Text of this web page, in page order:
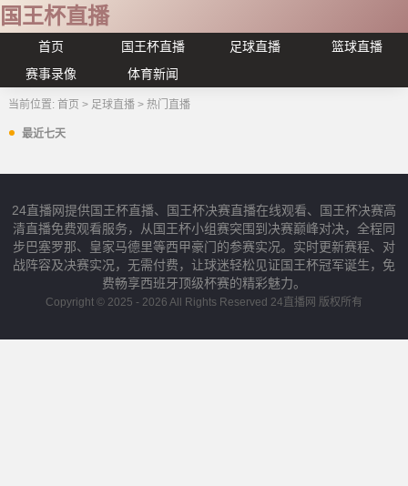
国王杯直播
首页 国王杯直播 足球直播
篮球直播
赛事录像
体育新闻
当前位置: 首页 > 足球直播> 热门直播
最近七天
24直播网提供国王杯直播、国王杯决赛直播在线观看、国王杯决赛高
清直播免费观看服务，从国王杯小组赛突围到决赛巅峰对决，全程同
步巴塞罗那、皇家马德里等西甲豪门的参赛实况。实时更新赛程、对
战阵容及决赛实况，无需付费，让球迷轻松见证国王杯冠军诞生，免
费畅享西班牙顶级杯赛的精彩魅力。
Copyright © 2025 - 2026 All Rights Reserved 24直播网 版权所有